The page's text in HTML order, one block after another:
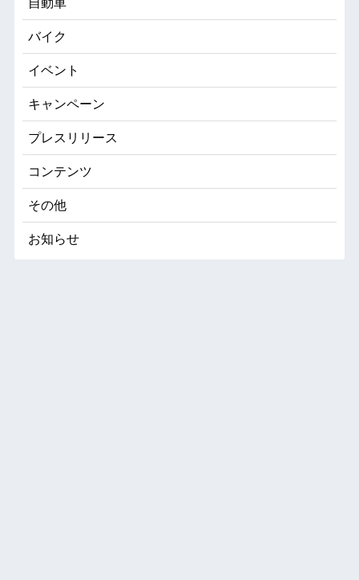
自動車
バイク
イベント
キャンペーン
プレスリリース
コンテンツ
その他
お知らせ